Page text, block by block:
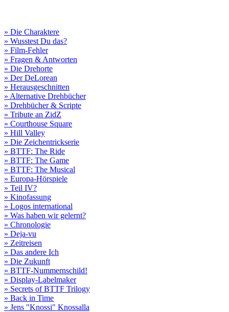
» Die Charaktere
» Wusstest Du das?
» Film-Fehler
» Fragen & Antworten
» Die Drehorte
» Der DeLorean
» Herausgeschnitten
» Alternative Drehbücher
» Drehbücher & Scripte
» Tribute an ZidZ
» Courthouse Square
» Hill Valley
» Die Zeichentrickserie
» BTTF: The Ride
» BTTF: The Game
» BTTF: The Musical
» Europa-Hörspiele
» Teil IV?
» Kinofassung
» Logos international
» Was haben wir gelernt?
» Chronologie
» Deja-vu
» Zeitreisen
» Das andere Ich
» Die Zukunft
» BTTF-Nummernschild!
» Display-Labelmaker
» Secrets of BTTF Trilogy
» Back in Time
» Jens "Knossi" Knossalla